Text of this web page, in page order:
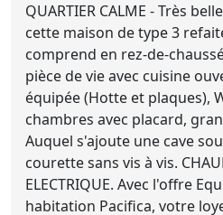
QUARTIER CALME - Très
cette maison de type 3
comprend en rez-de-
pièce de vie avec cuisine
équipée (Hotte et plaques),
chambres avec placard,
Auquel s'ajoute une cave
courette sans vis à vis.
ELECTRIQUE. Avec l'offre
habitation Pacifica, votre